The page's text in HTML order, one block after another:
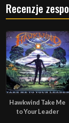
Recenzje
Hawkwind Take Me
to Your Leader